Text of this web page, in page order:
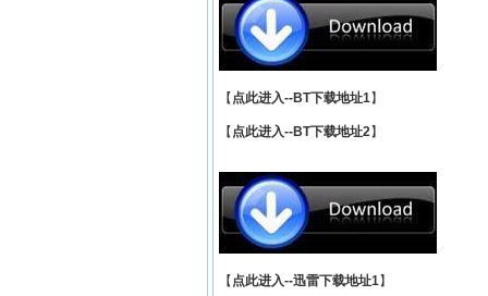
【 点此进入--BT下载地址1】
【 点此进入--BT下载地址2】
【 点此进入--迅雷下载地址1】